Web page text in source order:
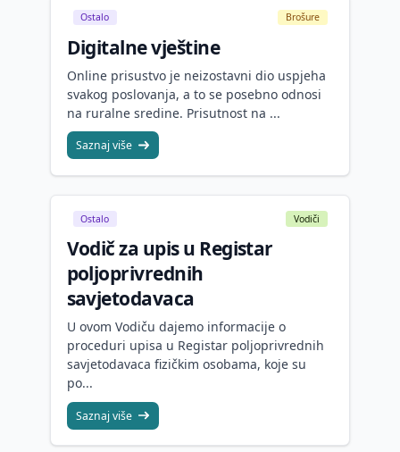
Ostalo Brošure
Digitalne vještine
Online prisustvo je neizostavni dio uspjeha
svakog poslovanja, a to se posebno odnosi
na ruralne sredine. Prisutnost na ...
Saznaj više
Ostalo Vodiči
Vodič za upis u Registar
poljoprivrednih
savjetodavaca
U ovom Vodiču dajemo informacije o
proceduri upisa u Registar poljoprivrednih
savjetodavaca fizičkim osobama, koje su
po...
Saznaj više